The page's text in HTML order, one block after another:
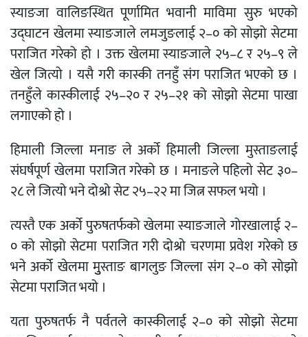
स्याङजा वालिङस्थित पूर्णामित भवानी माविमा सुरु भएको
उद्घाटन खेलमा स्याङजाले लमजुङलाई २–० को सोझो सेटमा
पराजित गरेको हो । उक्त खेलमा स्याङजाले २५–८ र २५–९ ले
खेल जित्यो । यसै गरी कास्की तनहुँ संग पराजित भएको छ ।
तनहुँले कास्कीलाई २५–२० र २५–२१ को सोझो सेटमा पाखा
लगाएको हो ।
हिमाली जिल्ला मनाङ ले अर्को हिमाली जिल्ला मुस्ताङलाई
संघर्षपूर्ण खेलमा पराजित गरेको छ । मनाङले पहिलो सेट ३०–
२८ ले जित्यो भने दोश्रो सेट २५–२२ मा जित्न सफल भयो ।
त्यस्तै एक अर्को पुरुषतर्फको खेलमा स्याङजाले गोरखालाई २–
० को सोझो सेटमा पराजित गरी दोश्रो चरणमा प्रवेश गरेको छ
भने अर्को खेलमा मुुस्ताङ बागलुङ जिल्ला संग २–० को सोझो
सेटमा पराजित भयो ।
यता पुरुषतर्फ नै पर्वतले कास्कीलाई २–० को सोझो सेटमा